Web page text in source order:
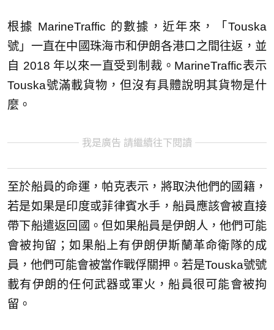
根據 MarineTraffic 的數據，近年來，「Touska
號」一直在中國珠海市和伊朗各港口之間往返，並
自 2018 年以來一直受到制裁。MarineTraffic表示
Touska號滿載貨物，但沒有具體說明其貨物是什
麼。
我是廣告 請繼續往下閱讀
至於船員的命運，帕克表示，將取決他們的國籍，
若是如果是印度或菲律賓水手，船員應該會被直接
帶下船遣返回國。但如果船員是伊朗人，他們可能
會被拘留；如果船上有伊朗伊斯蘭革命衛隊的成
員，他們可能會被當作戰俘關押。若是Touska號號
載有伊朗的任何武器或軍火，船員很可能會被拘
留。